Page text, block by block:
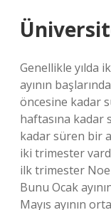
Genellikle yılda
ayının
öncesine kadar
haftasına kadar
kadar süren bir
iki trimester
ilk trimester
Bunu Ocak
Mayıs ayının